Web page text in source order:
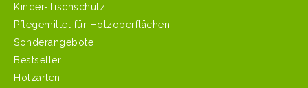
Kinder-Tischschutz
Pflegemittel für Holzoberflächen
Sonderangebote
Bestseller
Holzarten